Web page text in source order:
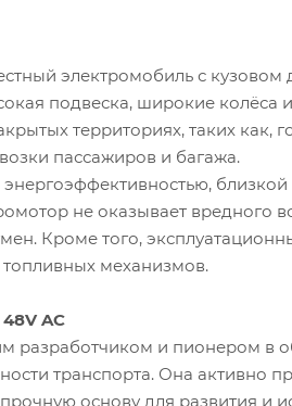
электромобиль с кузовом
подвеска, широкие колёса
территориях, таких как,
пассажиров и багажа.
не оказывает вредного
Кроме того,
механизмов.
AC
разработчиком и пионером в
транспорта. Она активно
основу для развития и